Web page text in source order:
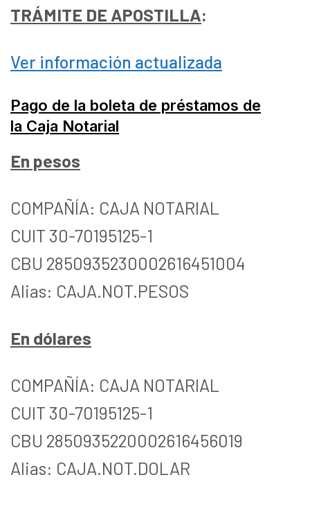
TRÁMITE DE APOSTILLA:
Ver información actualizada
Pago de la boleta de préstamos de
la Caja Notarial
En pesos
COMPAÑÍA: CAJA NOTARIAL
CUIT 30-70195125-1
CBU 2850935230002616451004
Alias: CAJA.NOT.PESOS
En dólares
COMPAÑÍA: CAJA NOTARIAL
CUIT 30-70195125-1
CBU 2850935220002616456019
Alias: CAJA.NOT.DOLAR